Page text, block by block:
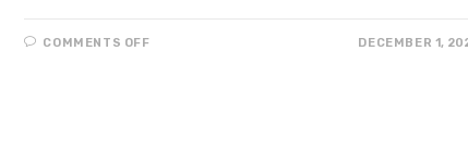
COMMENTS OFFON DECEMBER 1,